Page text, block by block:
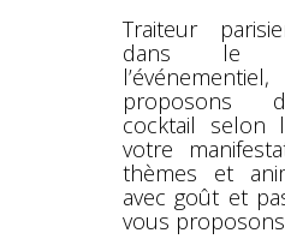
Traiteur
dans le
proposons
cocktail selon
votre
thèmes et
avec goût et
vous